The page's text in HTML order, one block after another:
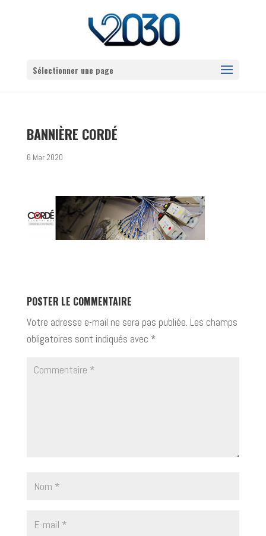
Sélectionner une page
BANNIÈRE CORDÉ
6 Mar 2020
POSTER LE COMMENTAIRE
Votre adresse e-mail ne sera pas publiée. Les champs
obligatoires sont indiqués avec *